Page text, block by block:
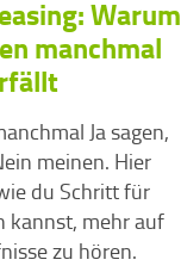
Warum
manchmal
Ja sagen,
meinen. Hier
du Schritt für
kannst, mehr auf
zu hören.